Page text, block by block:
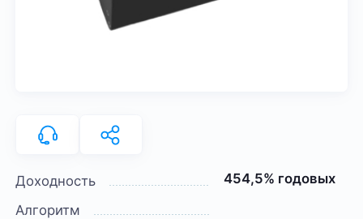
Доходность
454,5% годовых
Алгоритм